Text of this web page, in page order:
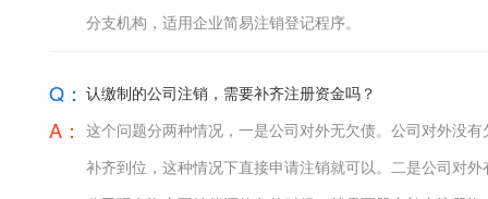
分支机构，适用企业简易注销登记程序。
Q： 认缴制的公司注销，需要补齐注册资金吗？
A： 这个问题分两种情况，一是公司对外无欠债。公司对外没
补齐到位，这种情况下直接申请注销就可以。二是公司对